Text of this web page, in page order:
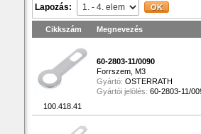
Lapozás:
Cikkszám Megnevezés
100.418.41
60-2803-11/0090
Forrszem, M3
Gyártó: OSTERRATH
Gyártói jelölés: 60-2803-11/